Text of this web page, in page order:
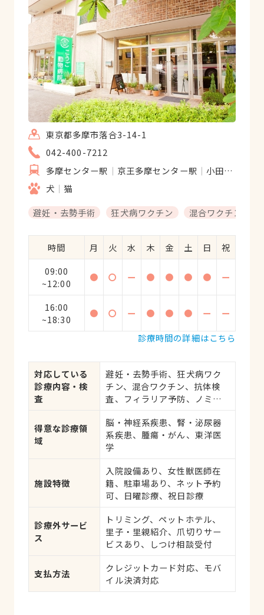
東京都多摩市落合3-14-1
042-400-7212
多摩センター駅
京王多摩センター駅
小田急多摩センター駅
犬
猫
避妊・去勢手術
狂犬病ワクチン 混合ワクチン
時間 月 火 水 木 金 土 日
祝
09:00
~12:00
● 〇 ー ● ● ● ● ー
16:00
~18:30
● 〇 ー ● ● ● ー
ー
診療時間の詳細はこちら
対応している
診療内容・検
査
避妊・去勢手術、狂犬病ワク
チン、混合ワクチン、抗体検
査、フィラリア予防、ノミ・
応、健康診断、各種検査、外
科手術
得意な診療領
域
脳・神経系疾患、腎・泌尿器
系疾患、腫瘍・がん、東洋医
学
施設特徴
入院設備あり、女性獣医師在
籍、駐車場あり、ネット予約
可、日曜診療、祝日診療
診療外サービ
ス
トリミング、ペットホテル、
里子・里親紹介、爪切りサー
ビスあり、しつけ相談受付
支払方法
クレジットカード対応、モバ
イル決済対応